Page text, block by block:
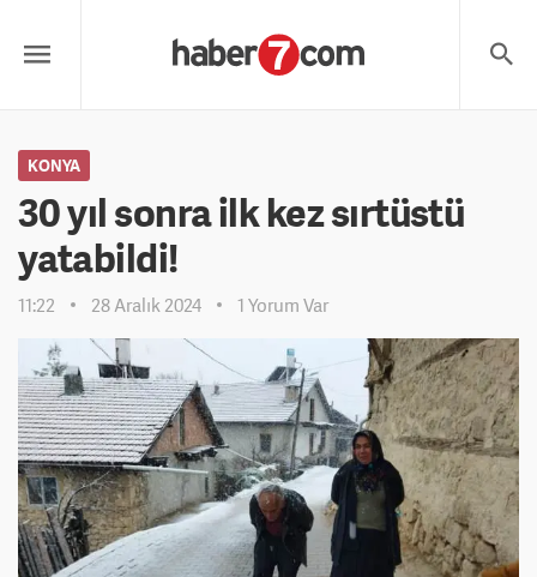
KONYA
30 yıl sonra ilk kez sırtüstü
yatabildi!
11:22 28 Aralık 2024 1 Yorum Var